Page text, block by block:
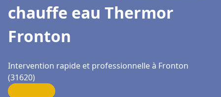
chauffe eau Thermor
Fronton
Intervention rapide et professionnelle à Fronton
(31620)